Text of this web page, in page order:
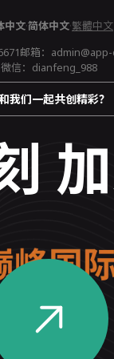
中文·简体中文·繁體中文
邮箱：
微信：dianfeng_988
我们一起共创精彩？